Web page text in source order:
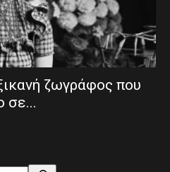
ζωγράφος που
σε...